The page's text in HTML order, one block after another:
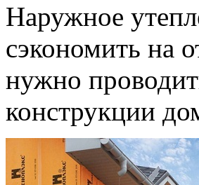
Наружное
сэкономить на
нужно
конструкции